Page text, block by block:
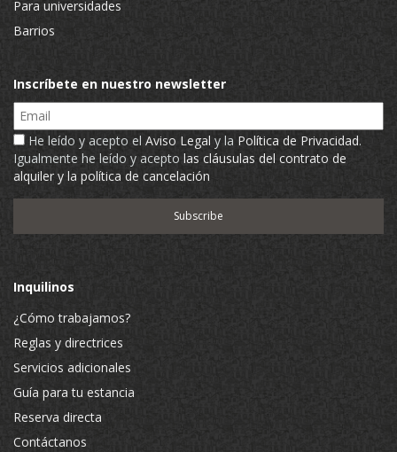
Para universidades
Barrios
Inscríbete en nuestro newsletter
Email
He leído y acepto el Aviso Legal y la Política de Privacidad.
Igualmente he leído y acepto las cláusulas del contrato de
alquiler y la política de cancelación
Inquilinos
¿Cómo trabajamos?
Reglas y directrices
Servicios adicionales
Guía para tu estancia
Reserva directa
Contáctanos